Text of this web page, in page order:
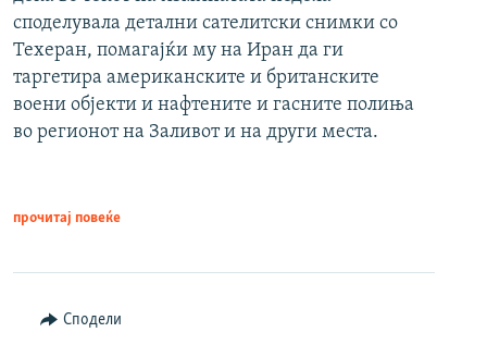
споделувала детални сателитски снимки со
Техеран, помагајќи му на Иран да ги
таргетира американските и британските
воени објекти и нафтените и гасните полиња
во регионот на Заливот и на други места.
прочитај повеќе
Сподели